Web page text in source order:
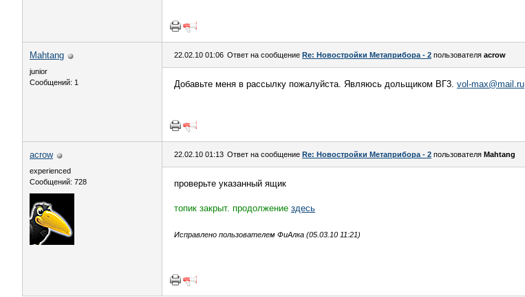
Mahtang
junior
Сообщений: 1
22.02.10 01:06 Ответ на сообщение Re: Новостройки Метаприбора - 2 пользователя acrow
Добавьте меня в рассылку пожалуйста. Являюсь дольщиком ВГ3. vol-max@mail.ru
acrow
experienced
Сообщений: 728
22.02.10 01:13 Ответ на сообщение Re: Новостройки Метаприбора - 2 пользователя Mahtang
проверьте указанный ящик
топик закрыт. продолжение здесь
Исправлено пользователем ФиАлка (05.03.10 11:21)